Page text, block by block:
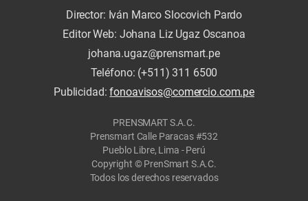
Director: Iván Marco Slocovich Pardo
Editor Web: Johana Liz Ugaz Oscanoa
johana.ugaz@prensmart.pe
Teléfono: (+511) 311 6500
Publicidad:fonoavisos@comercio.com.pe
PRENSMART S.A.C.
Prensmart Calle Paracas #532
Pueblo Libre, Lima - Perú
Copyright © PrenSmart S.A.C.
Todos los derechos reservados